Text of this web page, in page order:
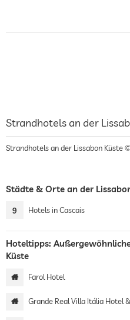
Strandhotels an der
Strandhotels an der Lissabon Küste
Städte & Orte an der
9 Hotels in Cascais
Hoteltipps:
Küste
Farol Hotel
Grande Real Villa Itália Hotel